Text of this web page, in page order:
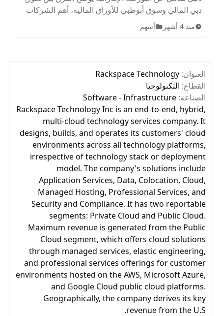
دبي المالي وسوق أبوظبي للأوراق المالية، أهم الشركات
المدرجة، الأصول المتاحة، ساعات التداول، وخطوات
الاستثمار للمبتدئين.
منذ 4 أشهر أسهم
العنوان: Rackspace Technology
القطاع: التكنولوجيا
الصناعة: Software - Infrastructure
Rackspace Technology Inc is an end-to-end, hybrid,
multi-cloud technology services company. It
designs, builds, and operates its customers' cloud
environments across all technology platforms,
irrespective of technology stack or deployment
model. The company's solutions include
Application Services, Data, Colocation, Cloud,
Managed Hosting, Professional Services, and
Security and Compliance. It has two reportable
segments: Private Cloud and Public Cloud.
Maximum revenue is generated from the Public
Cloud segment, which offers cloud solutions
through managed services, elastic engineering,
and professional services offerings for customer
environments hosted on the AWS, Microsoft Azure,
and Google Cloud public cloud platforms.
Geographically, the company derives its key
revenue from the U.S.